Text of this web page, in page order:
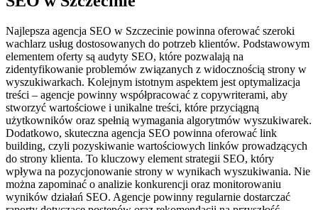
Najlepsza agencja SEO w Szczecinie powinna oferować szeroki
wachlarz usług dostosowanych do potrzeb klientów. Podstawowym
elementem oferty są audyty SEO, które pozwalają na
zidentyfikowanie problemów związanych z widocznością strony w
wyszukiwarkach. Kolejnym istotnym aspektem jest optymalizacja
treści – agencje powinny współpracować z copywriterami, aby
stworzyć wartościowe i unikalne treści, które przyciągną
użytkowników oraz spełnią wymagania algorytmów wyszukiwarek.
Dodatkowo, skuteczna agencja SEO powinna oferować link
building, czyli pozyskiwanie wartościowych linków prowadzących
do strony klienta. To kluczowy element strategii SEO, który
wpływa na pozycjonowanie strony w wynikach wyszukiwania. Nie
można zapominać o analizie konkurencji oraz monitorowaniu
wyników działań SEO. Agencje powinny regularnie dostarczać